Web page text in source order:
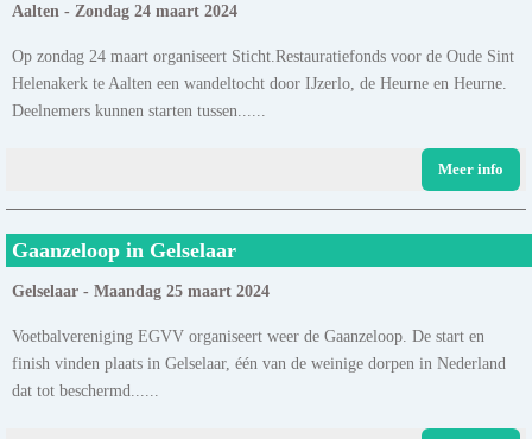
Aalten - Zondag 24 maart 2024
Op zondag 24 maart organiseert Sticht.Restauratiefonds voor de Oude Sint
Helenakerk te Aalten een wandeltocht door IJzerlo, de Heurne en Heurne.
Deelnemers kunnen starten tussen......
Meer info
Gaanzeloop in Gelselaar
Gelselaar - Maandag 25 maart 2024
Voetbalvereniging EGVV organiseert weer de Gaanzeloop. De start en
finish vinden plaats in Gelselaar, één van de weinige dorpen in Nederland
dat tot beschermd......